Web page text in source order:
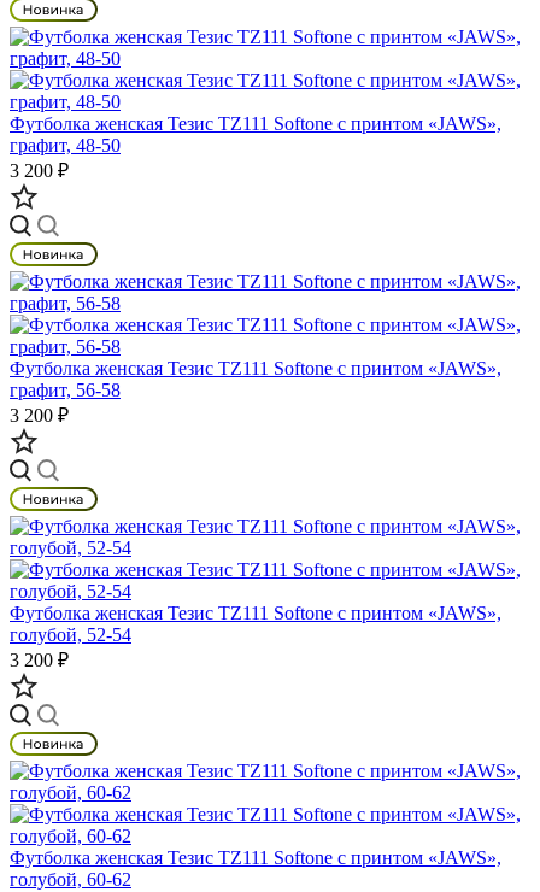
Футболка женская Тезис TZ111 Softone с принтом «JAWS»,
графит, 48-50
3 200 ₽
Футболка женская Тезис TZ111 Softone с принтом «JAWS»,
графит, 56-58
3 200 ₽
Футболка женская Тезис TZ111 Softone с принтом «JAWS»,
голубой, 52-54
3 200 ₽
Футболка женская Тезис TZ111 Softone с принтом «JAWS»,
голубой, 60-62